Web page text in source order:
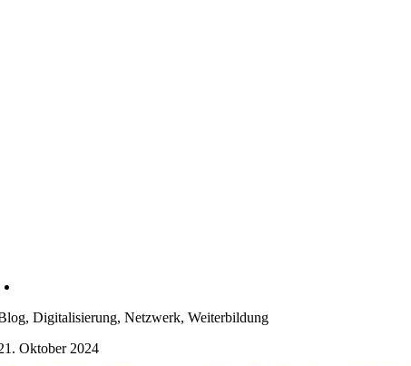
Digitalisierung, Netzwerk, Weiterbildung
Oktober 2024